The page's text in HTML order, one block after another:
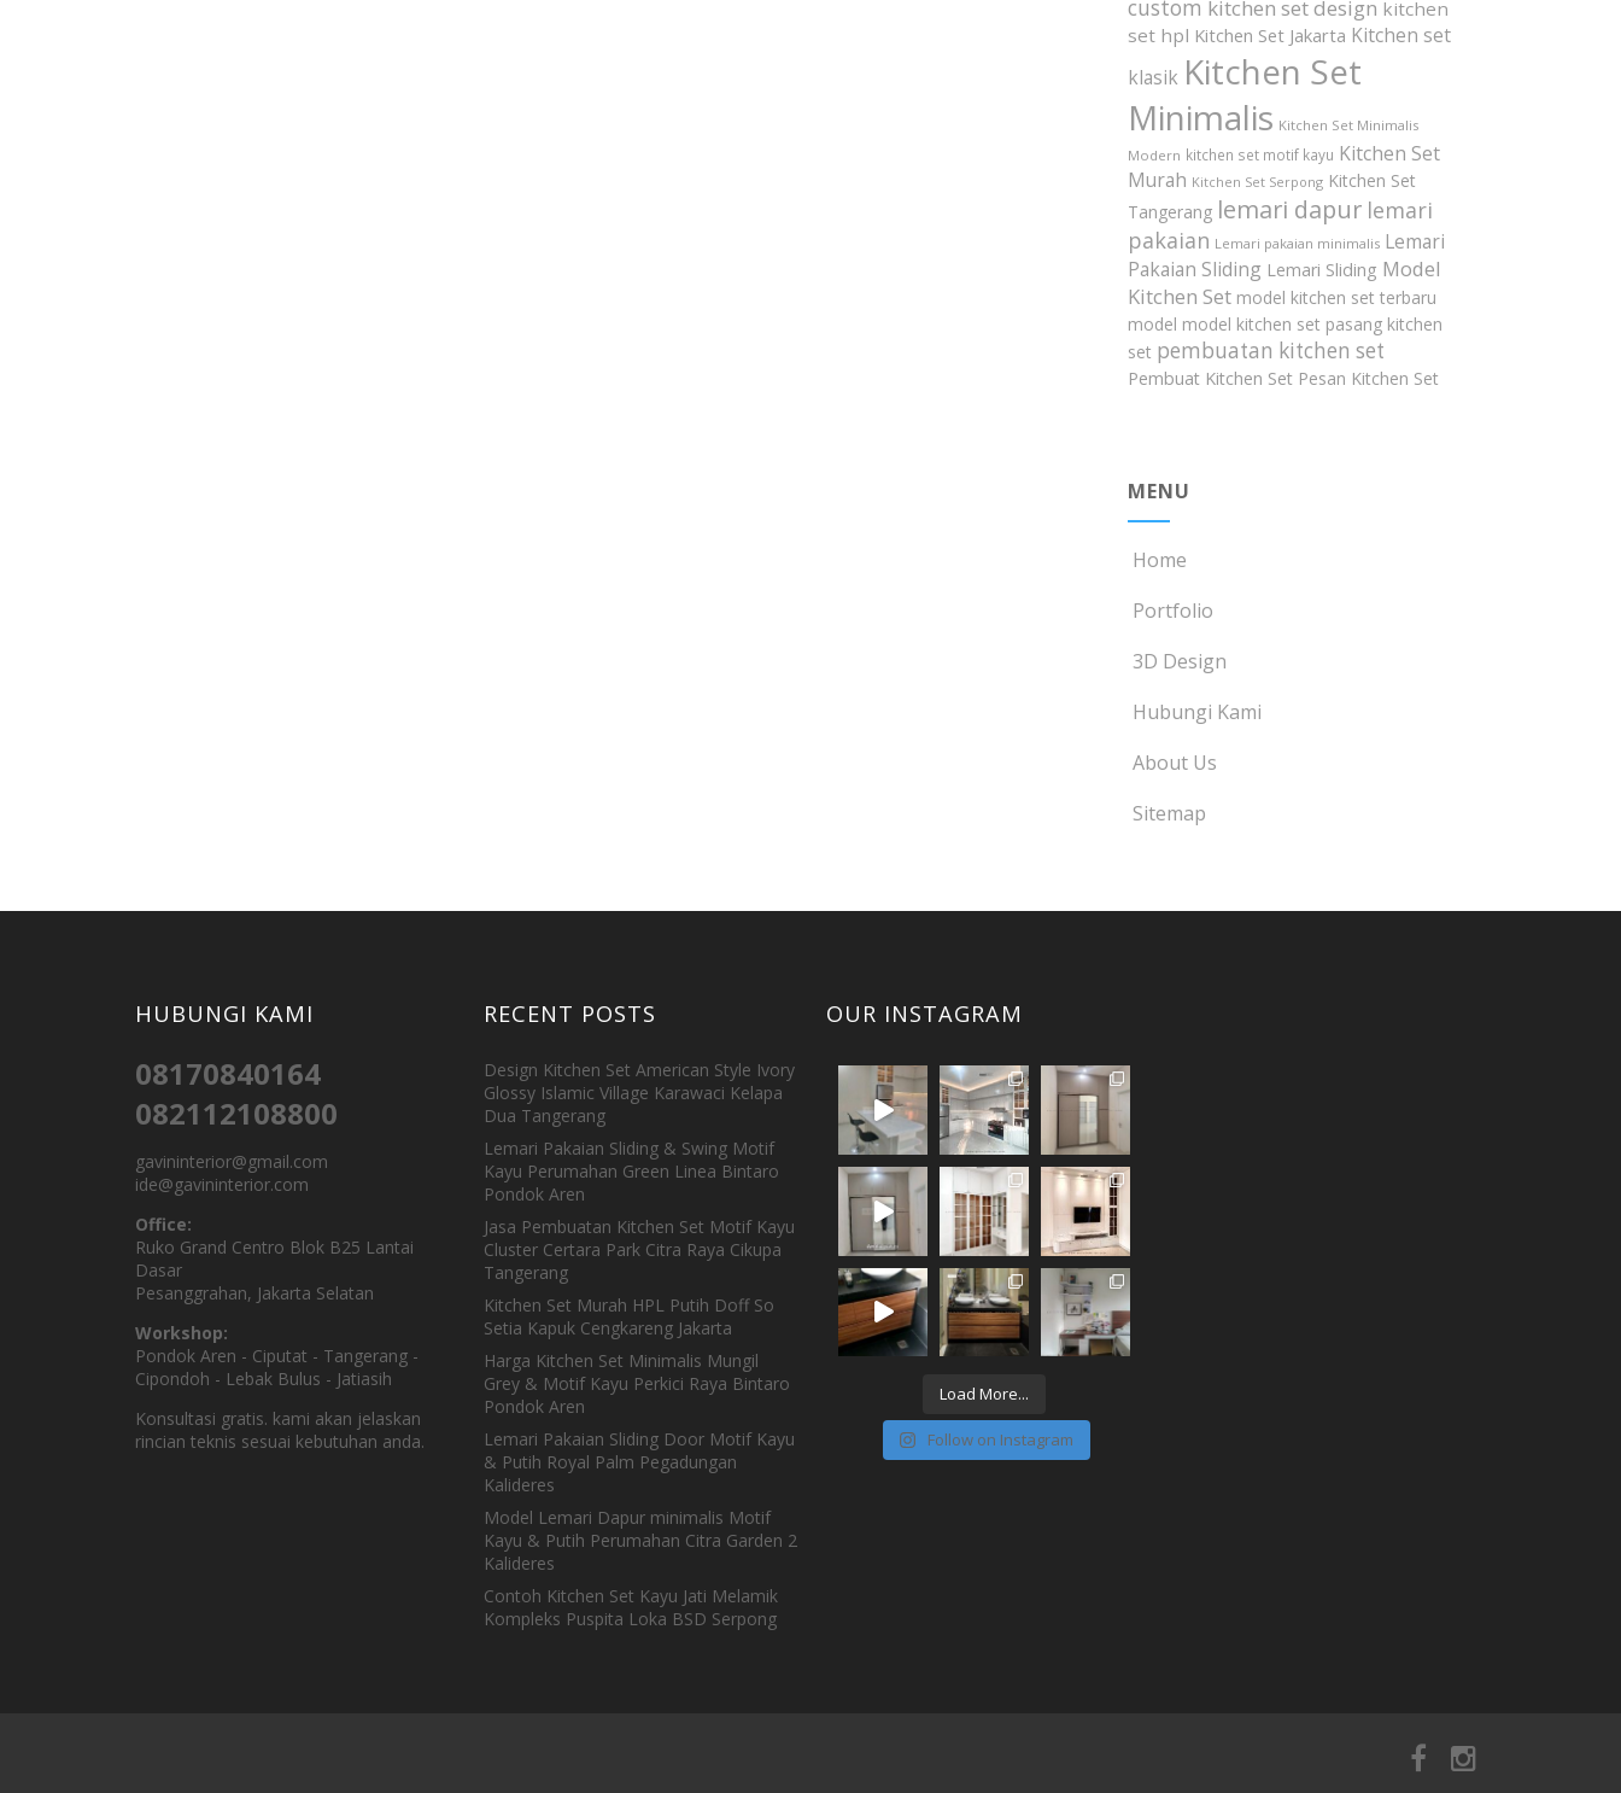
custom kitchen set design kitchen
set hpl Kitchen Set Jakarta Kitchen set
klasik Kitchen Set
Minimalis Kitchen Set Minimalis
Modern kitchen set motif kayu Kitchen Set
Murah Kitchen Set Serpong Kitchen Set
Tangerang lemari dapur lemari
pakaian Lemari pakaian minimalis Lemari
Pakaian Sliding Lemari Sliding Model
Kitchen Set model kitchen set terbaru
model model kitchen set pasang kitchen
set pembuatan kitchen set
Pembuat Kitchen Set Pesan Kitchen Set
MENU
Home
Portfolio
3D Design
Hubungi Kami
About Us
Sitemap
HUBUNGI KAMI
08170840164
082112108800
gavininterior@gmail.com
ide@gavininterior.com
Office:
Ruko Grand Centro Blok B25 Lantai
Dasar
Pesanggrahan, Jakarta Selatan
Workshop:
Pondok Aren - Ciputat - Tangerang -
Cipondoh - Lebak Bulus - Jatiasih
Konsultasi gratis. kami akan jelaskan
rincian teknis sesuai kebutuhan anda.
RECENT POSTS
Design Kitchen Set American Style Ivory
Glossy Islamic Village Karawaci Kelapa
Dua Tangerang
Lemari Pakaian Sliding & Swing Motif
Kayu Perumahan Green Linea Bintaro
Pondok Aren
Jasa Pembuatan Kitchen Set Motif Kayu
Cluster Certara Park Citra Raya Cikupa
Tangerang
Kitchen Set Murah HPL Putih Doff So
Setia Kapuk Cengkareng Jakarta
Harga Kitchen Set Minimalis Mungil
Grey & Motif Kayu Perkici Raya Bintaro
Pondok Aren
Lemari Pakaian Sliding Door Motif Kayu
& Putih Royal Palm Pegadungan
Kalideres
Model Lemari Dapur minimalis Motif
Kayu & Putih Perumahan Citra Garden 2
Kalideres
Contoh Kitchen Set Kayu Jati Melamik
Kompleks Puspita Loka BSD Serpong
OUR INSTAGRAM
Load More...
Follow on Instagram